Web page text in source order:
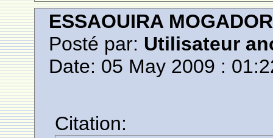
ESSAOUIRA MOGADOR
Posté par: Utilisateur
Date: 05 May 2009 :
Citation: